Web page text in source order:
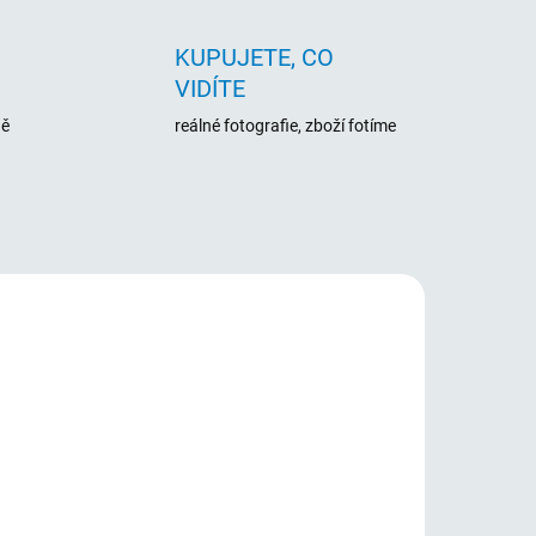
KUPUJETE, CO
VIDÍTE
reálné fotografie, zboží fotíme